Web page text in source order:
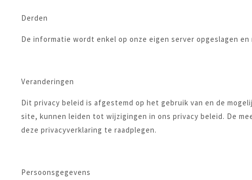
Derden
De informatie wordt enkel op onze eigen server opgeslagen
Veranderingen
Dit privacy beleid is afgestemd op het gebruik van en de
site, kunnen leiden tot wijzigingen in ons privacy beleid. De
deze privacyverklaring te raadplegen.
Persoonsgegevens